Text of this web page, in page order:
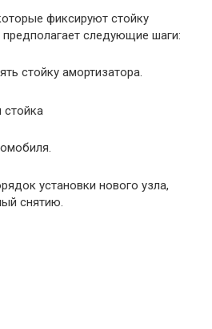
фиксируют стойку
предполагает следующие шаги:
стойку амортизатора.
установки нового узла,
снятию.